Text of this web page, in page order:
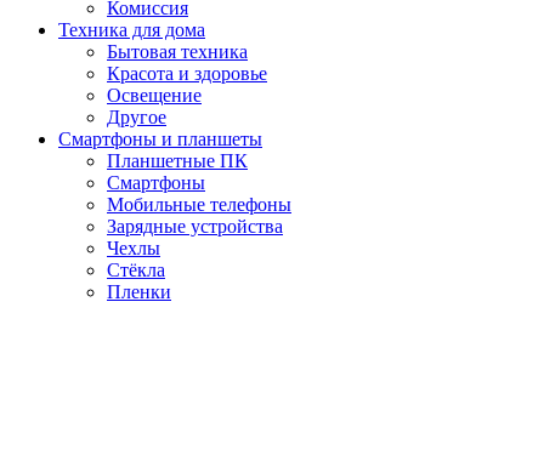
Комиссия
Техника для дома
Бытовая техника
Красота и здоровье
Освещение
Другое
Смартфоны и планшеты
Планшетные ПК
Смартфоны
Мобильные телефоны
Зарядные устройства
Чехлы
Стёкла
Пленки